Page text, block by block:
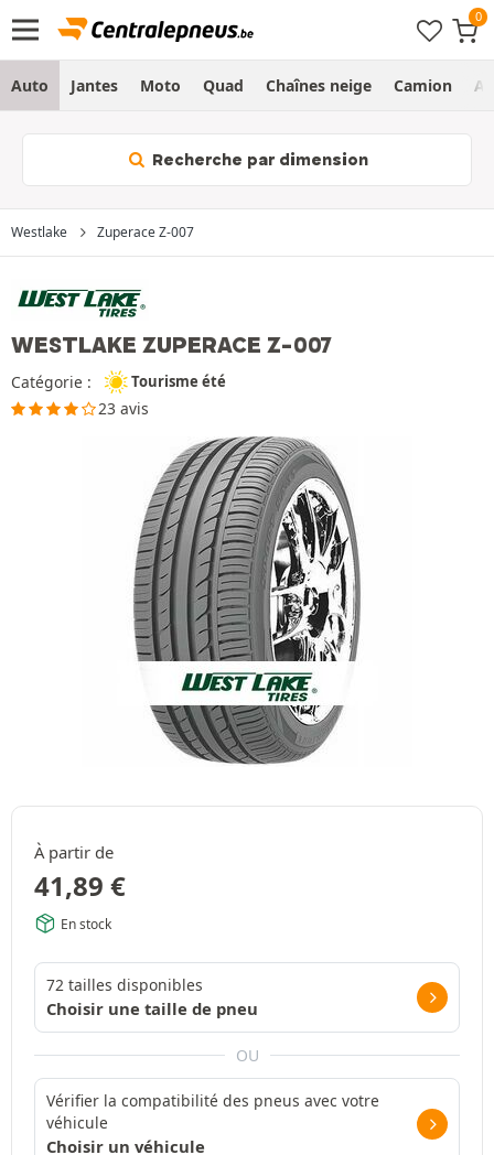
Auto Jantes Moto Quad Chaînes neige Camion
Recherche par dimension
Westlake Zuperace Z-007
WESTLAKE ZUPERACE Z-007
Catégorie : Tourisme été
23 avis
À partir de
41,89 €
En stock
72 tailles disponibles
Choisir une taille de pneu
OU
Vérifier la compatibilité des pneus avec votre
véhicule
Choisir un véhicule